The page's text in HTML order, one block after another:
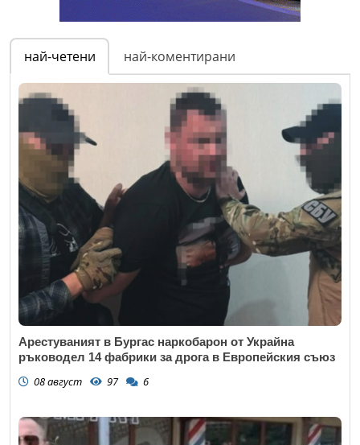
най-четени най-коментирани
Арестуваният в Бургас наркобарон от Украйна
ръководел 14 фабрики за дрога в Европейския съюз
08 август 97 6